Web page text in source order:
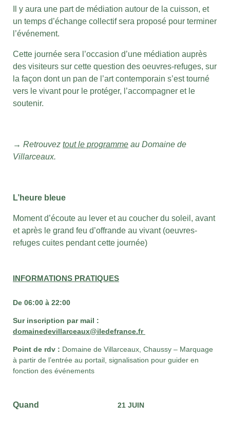
Il y aura une part de médiation autour de la cuisson, et
un temps d’échange collectif sera proposé pour terminer
l’événement.
Cette journée sera l’occasion d’une médiation auprès
des visiteurs sur cette question des oeuvres-refuges, sur
la façon dont un pan de l’art contemporain s’est tourné
vers le vivant pour le protéger, l’accompagner et le
soutenir.
→ Retrouvez tout le programme au Domaine de
Villarceaux.
L’heure bleue
Moment d’écoute au lever et au coucher du soleil, avant
et après le grand feu d’offrande au vivant (oeuvres-
refuges cuites pendant cette journée)
INFORMATIONS PRATIQUES
De 06:00 à 22:00
Sur inscription par mail :
domainedevillarceaux@iledefrance.fr
Point de rdv : Domaine de Villarceaux, Chaussy – Marquage
à partir de l’entrée au portail, signalisation pour guider en
fonction des événements
Quand 21 JUIN